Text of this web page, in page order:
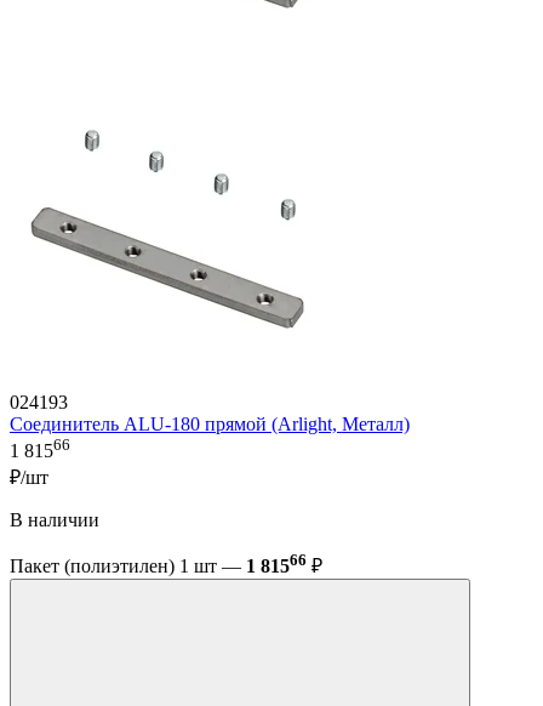
024193
Соединитель ALU-180 прямой (Arlight, Металл)
1 81566
₽/шт
В наличии
Пакет (полиэтилен) 1 шт — 1 81566 ₽